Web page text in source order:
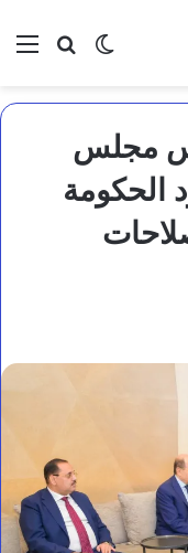
بحثالوضع
مجلس
الحكومة